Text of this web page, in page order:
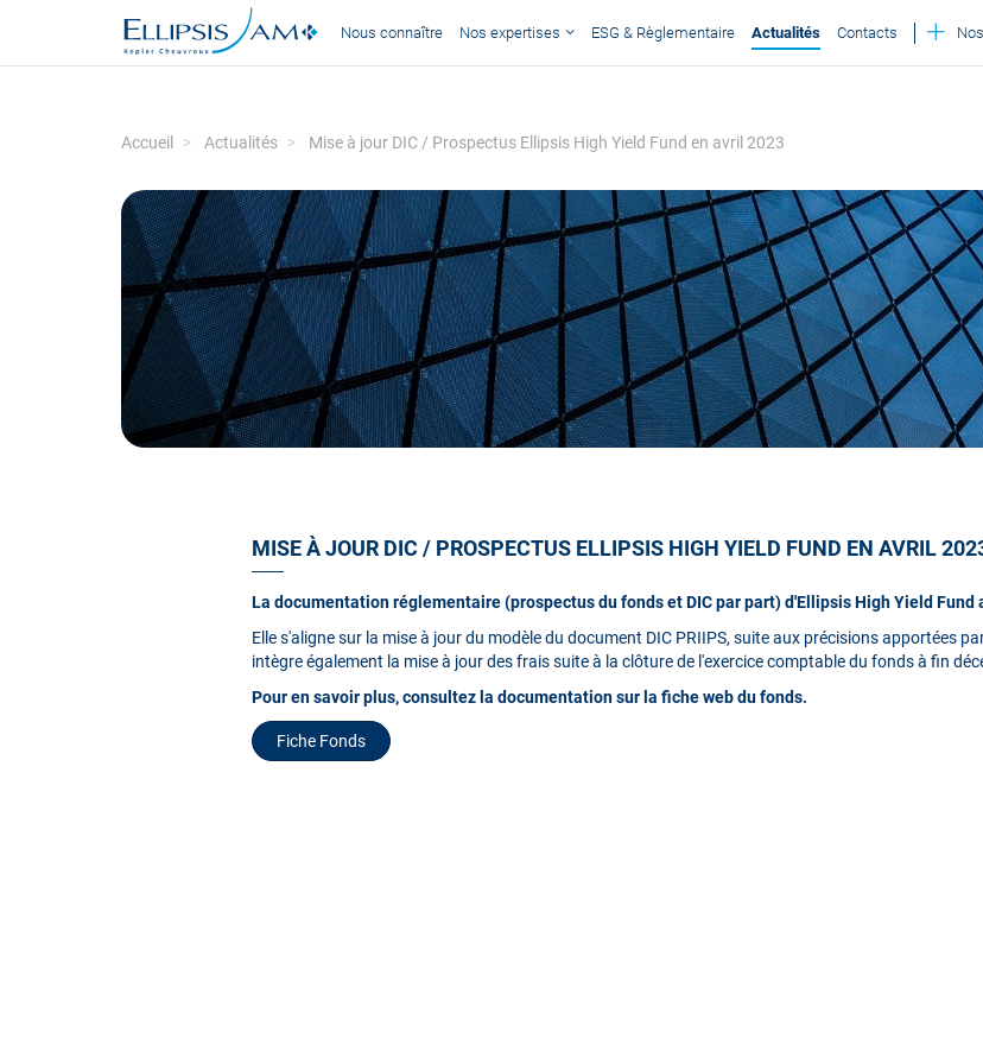
Nous connaître Nos expertises ESG & Règlementaire Actualités Contacts
Accueil Actualités Mise à jour DIC / Prospectus Ellipsis High Yield Fund en avril 2023
MISE À JOUR DIC / PROSPECTUS ELLIPSIS HIGH YIELD FUND EN AVRIL
La documentation réglementaire (prospectus du fonds et DIC par part) d'Ellipsis High Yield Fund
Elle s'aligne sur la mise à jour du modèle du document DIC PRIIPS, suite aux précisions apportées
intègre également la mise à jour des frais suite à la clôture de l'exercice comptable du fonds à fin
Pour en savoir plus, consultez la documentation sur la fiche web du fonds.
Fiche Fonds